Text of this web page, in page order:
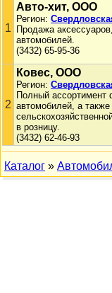
1
Авто-хит, ООО
Регион:
Продажа
автомобилей.
(3432) 65-95-36
2
Ковес, ООО
Регион:
Полный
автомобилей, а
в розницу.
(3432) 62-46-93
Каталог »